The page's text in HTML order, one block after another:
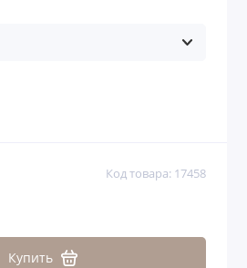
Код товара: 17458
Купить